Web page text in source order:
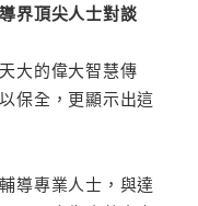
界頂尖人士對談
大的偉大智慧傳
保全，更顯示出這
導專業人士，與達